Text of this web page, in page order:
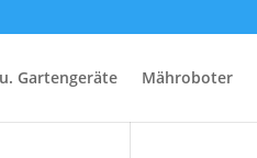
Gartengeräte Mähroboter